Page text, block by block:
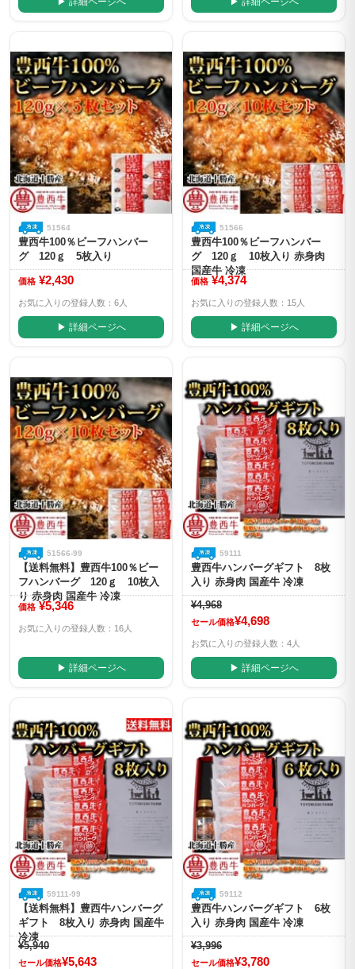
51564
豊西牛100％ビーフハンバー
グ 120ｇ 5枚入り
価格 ¥2,430
お気に入りの登録人数：6人
▶ 詳細ページへ
51566
豊西牛100％ビーフハンバー
グ 120ｇ 10枚入り 赤身肉
国産牛 冷凍
価格 ¥4,374
お気に入りの登録人数：15人
▶ 詳細ページへ
51566-99
【送料無料】豊西牛100％ビー
フハンバーグ 120ｇ 10枚入
り 赤身肉 国産牛 冷凍
価格¥5,346
お気に入りの登録人数：16人
▶ 詳細ページへ
59111
豊西牛ハンバーグギフト 8枚
入り 赤身肉 国産牛 冷凍
¥4,968
セール価格¥4,698
お気に入りの登録人数：4人
▶ 詳細ページへ
59111-99
【送料無料】豊西牛ハンバーグ
ギフト 8枚入り 赤身肉 国産牛
冷凍
¥5,940
セール価格¥5,643
59112
豊西牛ハンバーグギフト 6枚
入り 赤身肉 国産牛 冷凍
¥3,996
セール価格¥3,780